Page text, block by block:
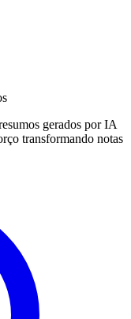
gerados por IA
transformando notas